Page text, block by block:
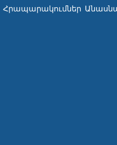
Հրապարակումներ